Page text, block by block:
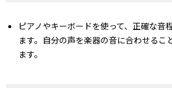
ピアノやキーボードを使って、正確な音
ます。自分の声を楽器の音に合わせるこ
ます。